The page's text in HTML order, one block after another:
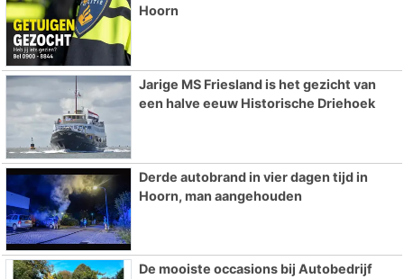
Hoorn
Jarige MS Friesland is het gezicht van
een halve eeuw Historische Driehoek
Derde autobrand in vier dagen tijd in
Hoorn, man aangehouden
De mooiste occasions bij Autobedrijf